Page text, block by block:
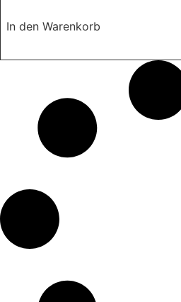
In den Warenkorb